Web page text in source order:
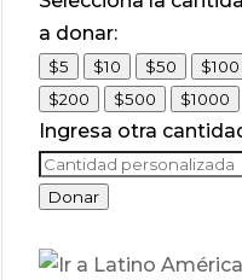
a donar:
$5 $10 $50
$100
$200
$500 $1000
Ingresa otra
Donar